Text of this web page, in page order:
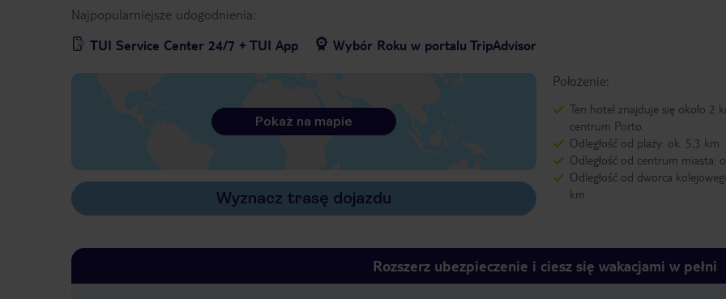
Najpopularniejsze udogodnienia:
TUI Service Center 24/7 + TUI App
Wybór Roku w portalu TripAdvisor
Położenie:
Ten hotel znajduje się około 2
centrum Porto.
Odległość od plaży: ok. 5,3 km
Odległość od centrum miasta:
Odległość od dworca
km
Pokaż na mapie
Wyznacz trasę dojazdu
Rozszerz ubezpieczenie i ciesz się wakacjami w pełni